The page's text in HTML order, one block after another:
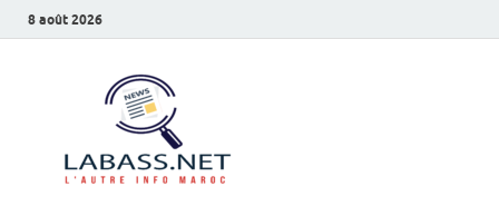
8 août 2026